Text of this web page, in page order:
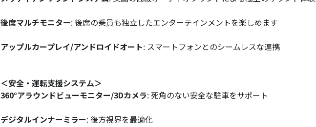
後席マルチモニター: 後席の乗員も独立したエンターテインメントを楽しめます
アップルカープレイ/アンドロイドオート: スマートフォンとのシームレスな連携
＜安全・運転支援システム＞
360°アラウンドビューモニター/3Dカメラ: 死角のない安全な駐車をサポート
デジタルインナーミラー: 後方視界を最適化